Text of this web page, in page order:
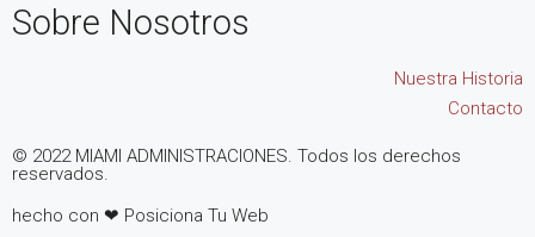
Sobre Nosotros
Nuestra Historia
Contacto
© 2022 MIAMI ADMINISTRACIONES. Todos los derechos
reservados.
hecho con ❤ Posiciona Tu Web